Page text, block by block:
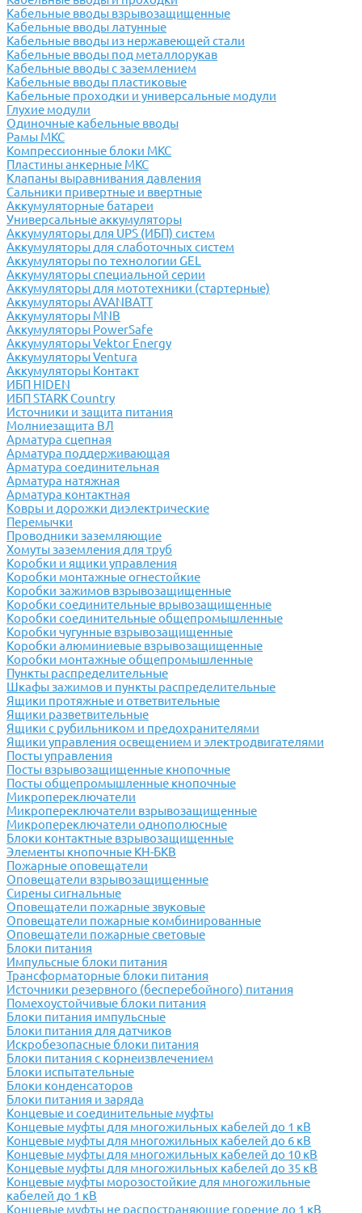
Кабельные вводы взрывозащищенные
Кабельные вводы латунные
Кабельные вводы из нержавеющей стали
Кабельные вводы под металлорукав
Кабельные вводы с заземлением
Кабельные вводы пластиковые
Кабельные проходки и универсальные модули
Глухие модули
Одиночные кабельные вводы
Рамы МКС
Компрессионные блоки МКС
Пластины анкерные МКС
Клапаны выравнивания давления
Сальники привертные и ввертные
Аккумуляторные батареи
Универсальные аккумуляторы
Аккумуляторы для UPS (ИБП) систем
Аккумуляторы для слаботочных систем
Аккумуляторы по технологии GEL
Аккумуляторы специальной серии
Аккумуляторы для мототехники (стартерные)
Аккумуляторы AVANBATT
Аккумуляторы MNB
Аккумуляторы PowerSafe
Аккумуляторы Vektor Energy
Аккумуляторы Ventura
Аккумуляторы Контакт
ИБП HIDEN
ИБП STARK Country
Источники и защита питания
Молниезащита ВЛ
Арматура сцепная
Арматура поддерживающая
Арматура соединительная
Арматура натяжная
Арматура контактная
Ковры и дорожки диэлектрические
Перемычки
Проводники заземляющие
Хомуты заземления для труб
Коробки и ящики управления
Коробки монтажные огнестойкие
Коробки зажимов взрывозащищенные
Коробки соединительные врывозащищенные
Коробки соединительные общепромышленные
Коробки чугунные взрывозащищенные
Коробки алюминиевые взрывозащищенные
Коробки монтажные общепромышленные
Пункты распределительные
Шкафы зажимов и пункты распределительные
Ящики протяжные и ответвительные
Ящики разветвительные
Ящики с рубильником и предохранителями
Ящики управления освещением и электродвигателями
Посты управления
Посты взрывозащищенные кнопочные
Посты общепромышленные кнопочные
Микропереключатели
Микропереключатели взрывозащищенные
Микропереключатели однополюсные
Блоки контактные взрывозащищенные
Элементы кнопочные КН-БКВ
Пожарные оповещатели
Оповещатели взрывозащищенные
Сирены сигнальные
Оповещатели пожарные звуковые
Оповещатели пожарные комбинированные
Оповещатели пожарные световые
Блоки питания
Импульсные блоки питания
Трансформаторные блоки питания
Источники резервного (бесперебойного) питания
Помехоустойчивые блоки питания
Блоки питания импульсные
Блоки питания для датчиков
Искробезопасные блоки питания
Блоки питания с корнеизвлечением
Блоки испытательные
Блоки конденсаторов
Блоки питания и заряда
Концевые и соединительные муфты
Концевые муфты для многожильных кабелей до 1 кВ
Концевые муфты для многожильных кабелей до 6 кВ
Концевые муфты для многожильных кабелей до 10 кВ
Концевые муфты для многожильных кабелей до 35 кВ
Концевые муфты морозостойкие для многожильные
кабелей до 1 кВ
Концевые муфты не распостраняющие горение до 1 кВ